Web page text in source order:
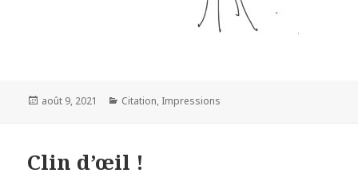
Posted
août 9, 2021 Categories
Citation, Impressions
Clin d’œil !